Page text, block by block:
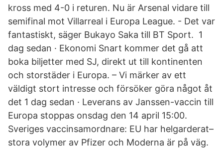
kross med 4-0 i returen. Nu är Arsenal vidare till
semifinal mot Villarreal i Europa League. - Det var
fantastiskt, säger Bukayo Saka till BT Sport. 1
dag sedan · Ekonomi Snart kommer det gå att
boka biljetter med SJ, direkt ut till kontinenten
och storstäder i Europa. – Vi märker av ett
väldigt stort intresse och försöker göra något åt
det 1 dag sedan · Leverans av Janssen-vaccin till
Europa stoppas onsdag den 14 april 15:00.
Sveriges vaccinsamordnare: EU har helgarderat–
stora volymer av Pfizer och Moderna är på väg.